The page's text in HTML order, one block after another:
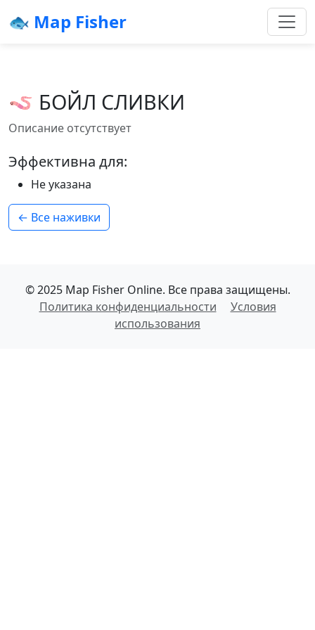
🐟 Map Fisher
🪱 БОЙЛ СЛИВКИ
Описание отсутствует
Эффективна для:
Не указана
← Все наживки
© 2025 Map Fisher Online. Все права защищены.
Политика конфиденциальности
Условия
использования